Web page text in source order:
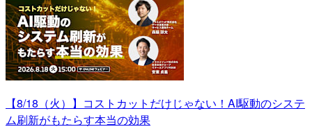
【8/18（火）】コストカットだけじゃない！AI駆動のシステ
ム刷新がもたらす本当の効果